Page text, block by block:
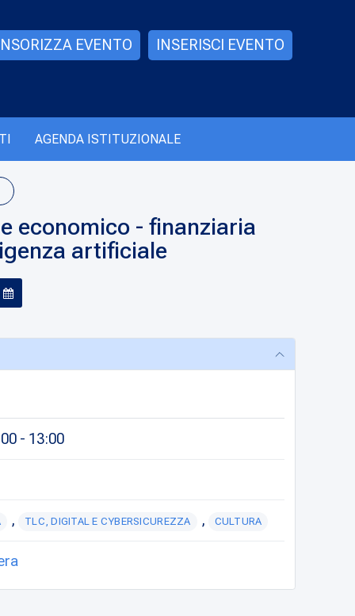
EVENTO INSERISCI EVENTO
AGENDA ISTITUZIONALE
economico - finanziaria
artificiale
- 13:00
, TLC, DIGITAL E CYBERSICUREZZA , CULTURA